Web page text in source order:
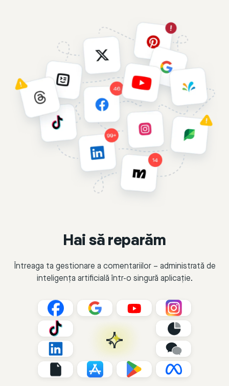
Hai să reparăm
Întreaga ta gestionare a comentariilor – administrată de
inteligența artificială într-o singură aplicație.